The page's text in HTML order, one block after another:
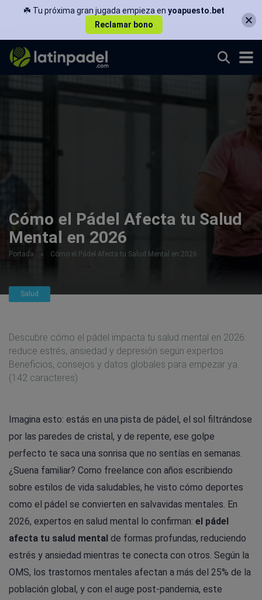
Cómo el Pádel Afecta tu Salud
Mental en 2026
Portada » Cómo el Pádel Afecta tu Salud Mental en 2026
Salud
Descubre cómo el pádel impacta tu salud mental en 2026:
reduce estrés, ansiedad y depresión según expertos.
Beneficios, consejos y datos globales para empezar ya.
(142 caracteres)
Imagina esto: estás en una pista de pádel, el sol filtrándose
por las paredes de cristal, y de repente, ese golpe
perfecto te saca una sonrisa que no sentías en semanas.
¿Suena familiar? Como freelance con años escribiendo
sobre estilos de vida saludables, he visto cómo deportes
como el pádel se convierten en salvavidas mentales. En
2026, expertos en salud mental lo confirman: el pádel
afecta tu salud mental de formas profundas, reduciendo
estrés y ansiedad mientras te conecta con otros. Según la
OMS, los trastornos mentales afectan a más del 25% de la
población global, y con el auge post-pandemia, este
☘️ Tu próxima gran jugada empieza en yoapuesto.bet
Reclamar bono